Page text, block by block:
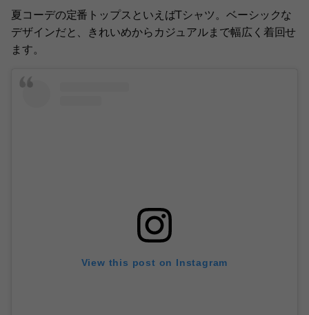
夏コーデの定番トップスといえばTシャツ。ベーシックな
デザインだと、きれいめからカジュアルまで幅広く着回せ
ます。
View this post on Instagram